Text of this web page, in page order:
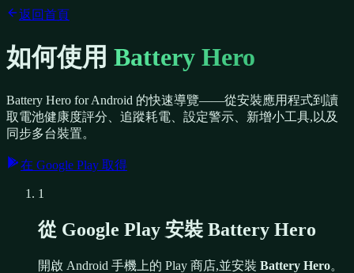
返回首頁
如何使用 Battery Hero
Battery Hero for Android 的快速導覽——從安裝應用程式到讀
取電池健康度評分、追蹤耗電、設定警示、新增小工具,以及
同步多台裝置。
在 Google Play 取得
1
從 Google Play 安裝 Battery Hero
開啟 Android 手機上的 Play 商店,並安裝 Battery Hero。